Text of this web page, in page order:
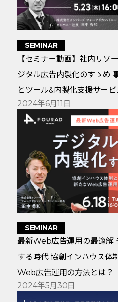
SEMINAR
【セミナー動画】社内リソ
ジタル広告内製化のすゝめ
とツール&内製化支援サー
2024年6月11日
SEMINAR
最新Web広告運用の最適解
する時代 協創インハウス体
Web広告運用の方法とは？
2024年5月30日